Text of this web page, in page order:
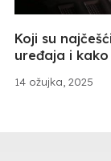
14 ožujka, 2025
Koji su
uređaja i